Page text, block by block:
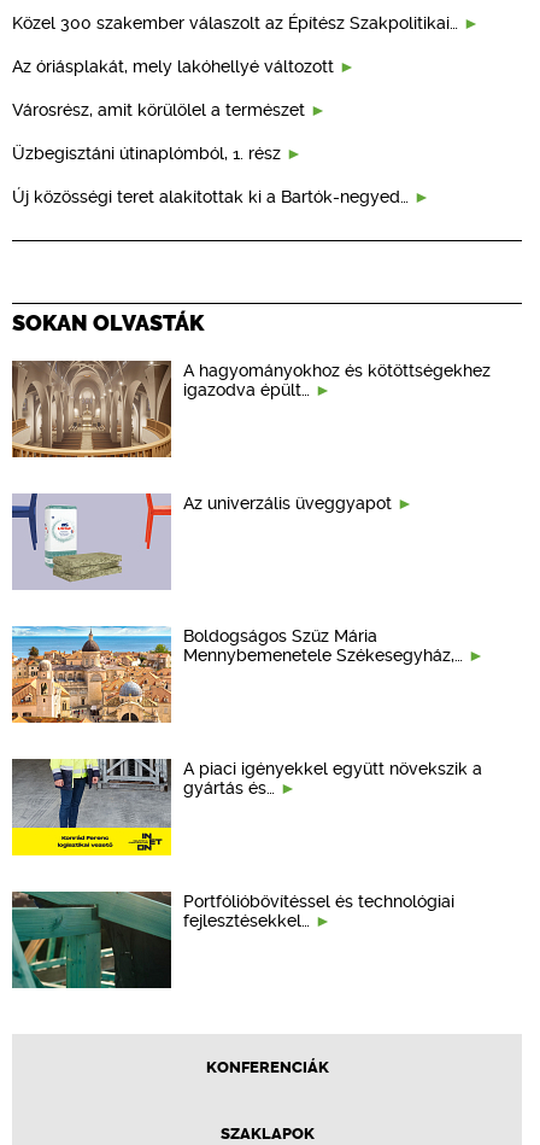
Közel 300 szakember válaszolt az Építész Szakpolitikai…
Az óriásplakát, mely lakóhellyé változott
Városrész, amit körülölel a természet
Üzbegisztáni útinaplómból, 1. rész
Új közösségi teret alakítottak ki a Bartók-negyed…
SOKAN OLVASTÁK
A hagyományokhoz és kötöttségekhez
igazodva épült…
Az univerzális üveggyapot
Boldogságos Szűz Mária
Mennybemenetele Székesegyház,…
A piaci igényekkel együtt növekszik a
gyártás és…
Portfólióbővítéssel és technológiai
fejlesztésekkel…
KONFERENCIÁK
SZAKLAPOK